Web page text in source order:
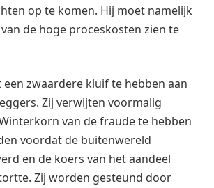
op te komen. Hij moet namelijk
de hoge proceskosten zien te
zwaardere kluif te hebben aan
Zij verwijten voormalig
van de fraude te hebben
voordat de buitenwereld
en de koers van het aandeel
Zij worden gesteund door